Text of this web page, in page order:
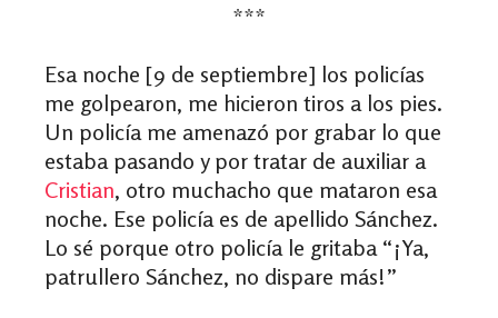
***
Esa noche [9 de septiembre] los policías
me golpearon, me hicieron tiros a los pies.
Un policía me amenazó por grabar lo que
estaba pasando y por tratar de auxiliar a
Cristian, otro muchacho que mataron esa
noche. Ese policía es de apellido Sánchez.
Lo sé porque otro policía le gritaba “¡Ya,
patrullero Sánchez, no dispare más!”